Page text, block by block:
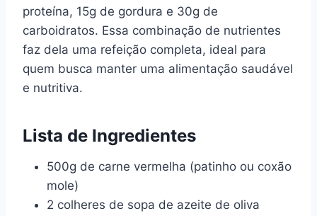
proteína, 15g de gordura e 30g de
carboidratos. Essa combinação de nutrientes
faz dela uma refeição completa, ideal para
quem busca manter uma alimentação saudável
e nutritiva.
Lista de Ingredientes
500g de carne vermelha (patinho ou coxão
mole)
2 colheres de sopa de azeite de oliva